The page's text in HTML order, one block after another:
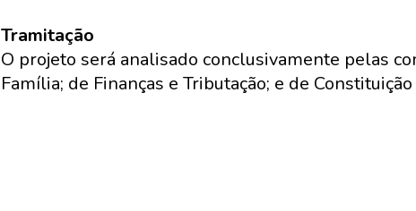
Tramitação
O projeto será analisado conclusivamente pelas
Família; de Finanças e Tributação; e de